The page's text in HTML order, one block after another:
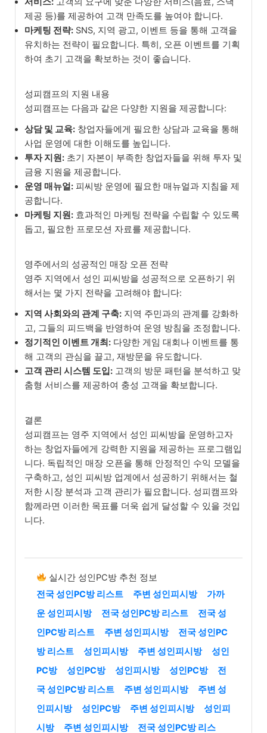
제공 등)를 제공하여 고객 만족도를 높여야 합니다.
마케팅 전략: SNS, 지역 광고, 이벤트 등을 통해 고객을
유치하는 전략이 필요합니다. 특히, 오픈 이벤트를 기획
하여 초기 고객을 확보하는 것이 좋습니다.
성피캠프의 지원 내용
성피캠프는 다음과 같은 다양한 지원을 제공합니다:
상담 및 교육: 창업자들에게 필요한 상담과 교육을 통해
사업 운영에 대한 이해도를 높입니다.
투자 지원: 초기 자본이 부족한 창업자들을 위해 투자 및
금융 지원을 제공합니다.
운영 매뉴얼: 피씨방 운영에 필요한 매뉴얼과 지침을 제
공합니다.
마케팅 지원: 효과적인 마케팅 전략을 수립할 수 있도록
돕고, 필요한 프로모션 자료를 제공합니다.
영주에서의 성공적인 매장 오픈 전략
영주 지역에서 성인 피씨방을 성공적으로 오픈하기 위
해서는 몇 가지 전략을 고려해야 합니다:
지역 사회와의 관계 구축: 지역 주민과의 관계를 강화하
고, 그들의 피드백을 반영하여 운영 방침을 조정합니다.
정기적인 이벤트 개최: 다양한 게임 대회나 이벤트를 통
해 고객의 관심을 끌고, 재방문을 유도합니다.
고객 관리 시스템 도입: 고객의 방문 패턴을 분석하고 맞
춤형 서비스를 제공하여 충성 고객을 확보합니다.
결론
성피캠프는 영주 지역에서 성인 피씨방을 운영하고자
하는 창업자들에게 강력한 지원을 제공하는 프로그램입
니다. 독립적인 매장 오픈을 통해 안정적인 수익 모델을
구축하고, 성인 피씨방 업계에서 성공하기 위해서는 철
저한 시장 분석과 고객 관리가 필요합니다. 성피캠프와
함께라면 이러한 목표를 더욱 쉽게 달성할 수 있을 것입
니다.
실시간 성인PC방 추천 정보
전국 성인PC방 리스트
주변 성인피시방
가까
운 성인피시방
전국 성인PC방 리스트
전국 성
인PC방 리스트
주변 성인피시방
전국 성인PC
방 리스트
성인피시방 주변 성인피시방
성인
PC방
성인PC방 성인피시방 성인PC방
전
국 성인PC방 리스트
주변 성인피시방
주변 성
인피시방
성인PC방 주변 성인피시방
성인피
시방
주변 성인피시방
전국 성인PC방 리스